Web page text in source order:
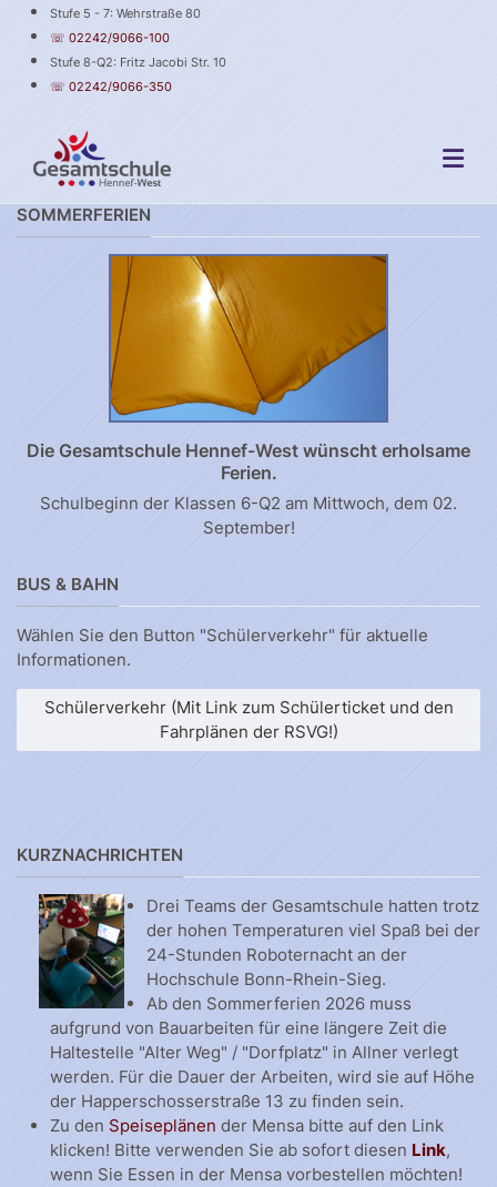
Stufe 5 - 7: Wehrstraße 80
☏ 02242/9066-100
Stufe 8-Q2: Fritz Jacobi Str. 10
☏ 02242/9066-350
SOMMERFERIEN
Die Gesamtschule Hennef-West wünscht erholsame
Ferien.
Schulbeginn der Klassen 6-Q2 am Mittwoch, dem 02.
September!
BUS & BAHN
Wählen Sie den Button "Schülerverkehr" für aktuelle
Informationen.
Schülerverkehr (Mit Link zum Schülerticket und den
Fahrplänen der RSVG!)
KURZNACHRICHTEN
Drei Teams der Gesamtschule hatten trotz
der hohen Temperaturen viel Spaß bei der
24-Stunden Roboternacht an der
Hochschule Bonn-Rhein-Sieg.
Ab den Sommerferien 2026 muss
aufgrund von Bauarbeiten für eine längere Zeit die
Haltestelle "Alter Weg" / "Dorfplatz" in Allner verlegt
werden. Für die Dauer der Arbeiten, wird sie auf Höhe
der Happerschosserstraße 13 zu finden sein.
Zu den Speiseplänen der Mensa bitte auf den Link
klicken! Bitte verwenden Sie ab sofort diesen Link,
wenn Sie Essen in der Mensa vorbestellen möchten!